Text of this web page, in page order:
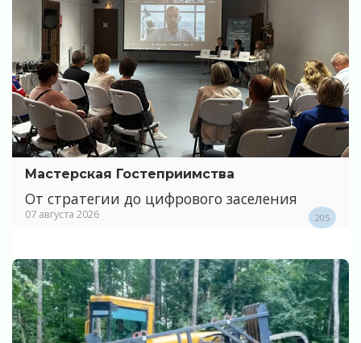
Мастерская Гостеприимства
От стратегии до цифрового заселения
07 августа 2026 205